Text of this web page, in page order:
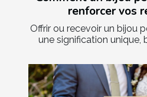
renforcer vos
Offrir ou recevoir un bijou
une signification unique,